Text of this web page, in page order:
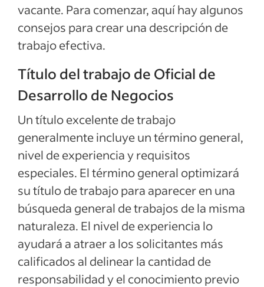
Ver más
vacante. Para comenzar, aquí hay algunos
consejos para crear una descripción de
trabajo efectiva.
Título del trabajo de Oficial de
Desarrollo de Negocios
Un título excelente de trabajo
generalmente incluye un término general,
nivel de experiencia y requisitos
especiales. El término general optimizará
su título de trabajo para aparecer en una
búsqueda general de trabajos de la misma
naturaleza. El nivel de experiencia lo
ayudará a atraer a los solicitantes más
calificados al delinear la cantidad de
responsabilidad y el conocimiento previo